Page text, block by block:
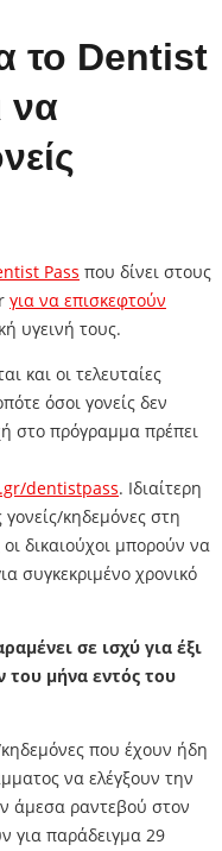
το Dentist
να
Pass που δίνει στους
για να επισκεφτούν
υγεινή τους.
και οι τελευταίες
όσοι γονείς δεν
στο πρόγραμμα πρέπει
dentistpass. Ιδιαίτερη
κηδεμόνες στη
δικαιούχοι μπορούν να
συγκεκριμένο χρονικό
σε ισχύ για έξι
του μήνα εντός του
κηδεμόνες που έχουν ήδη
να ελέγξουν την
άμεσα ραντεβού στον
για παράδειγμα 29